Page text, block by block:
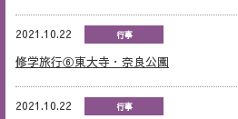
2021.10.22 行事
修学旅行⑥東大寺・奈良公園
2021.10.22 行事